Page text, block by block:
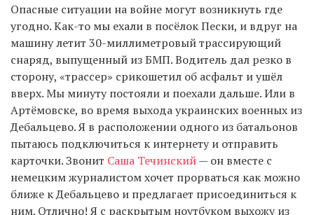
Опасные ситуации на войне могут возникнуть где
угодно. Как-то мы ехали в посёлок Пески, и вдруг на
машину летит 30-миллиметровый трассирующий
снаряд, выпущенный из БМП. Водитель дал резко в
сторону, «трассер» срикошетил об асфальт и ушёл
вверх. Мы минуту постояли и поехали дальше. Или в
Артёмовске, во время выхода украинских военных из
Дебальцево. Я в расположении одного из батальонов
пытаюсь подключиться к интернету и отправить
карточки. Звонит Саша Течинский— он вместе с
немецким журналистом хочет прорваться как можно
ближе к Дебальцево и предлагает присоединиться к
ним. Отлично! Я с раскрытым ноутбуком выхожу из